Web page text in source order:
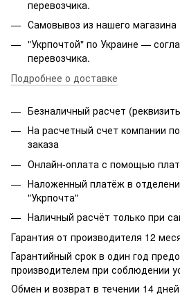
перевозчика.
Самовывоз из нашего
"Укрпочтой" по Украине —
перевозчика.
Подробнее о доставке
Безналичный расчет
На расчетный счет компании
заказа
Онлайн-оплата с помощью
Наложенный платёж в
"Укрпочта"
Наличный расчёт только при
Гарантия от производителя 12
Гарантийный срок в один год
производителем при соблюдении
Обмен и возврат в течении 14